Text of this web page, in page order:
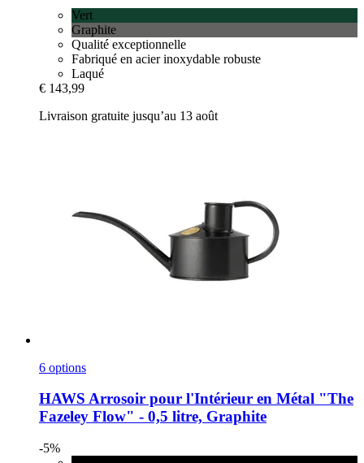
Vert
Graphite
Qualité exceptionnelle
Fabriqué en acier inoxydable robuste
Laqué
€ 143,99
Livraison gratuite jusqu’au 13 août
6 options
HAWS Arrosoir pour l'Intérieur en Métal "The
Fazeley Flow" -​ 0,5 litre, Graphite
-5%